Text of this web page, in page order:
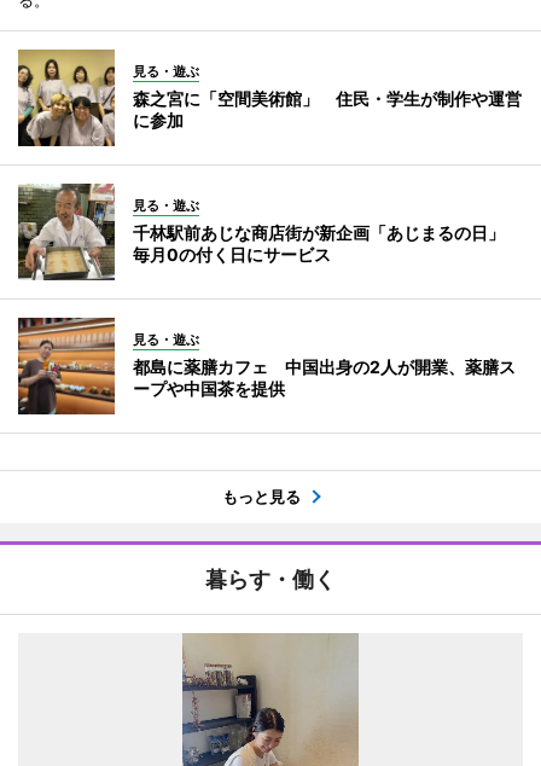
見る・遊ぶ
森之宮に「空間美術館」 住民・学生が制作や運営
に参加
見る・遊ぶ
千林駅前あじな商店街が新企画「あじまるの日」
毎月0の付く日にサービス
見る・遊ぶ
都島に薬膳カフェ 中国出身の2人が開業、薬膳ス
ープや中国茶を提供
もっと見る
暮らす・働く